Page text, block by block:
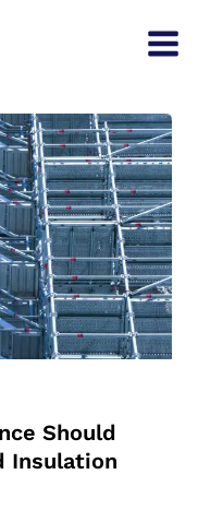
Should
Insulation